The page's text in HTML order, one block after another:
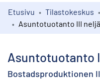
Kokoelmat
Etusivu Tilastokeskus
Asuntotuotanto
Bostadsproduktionen